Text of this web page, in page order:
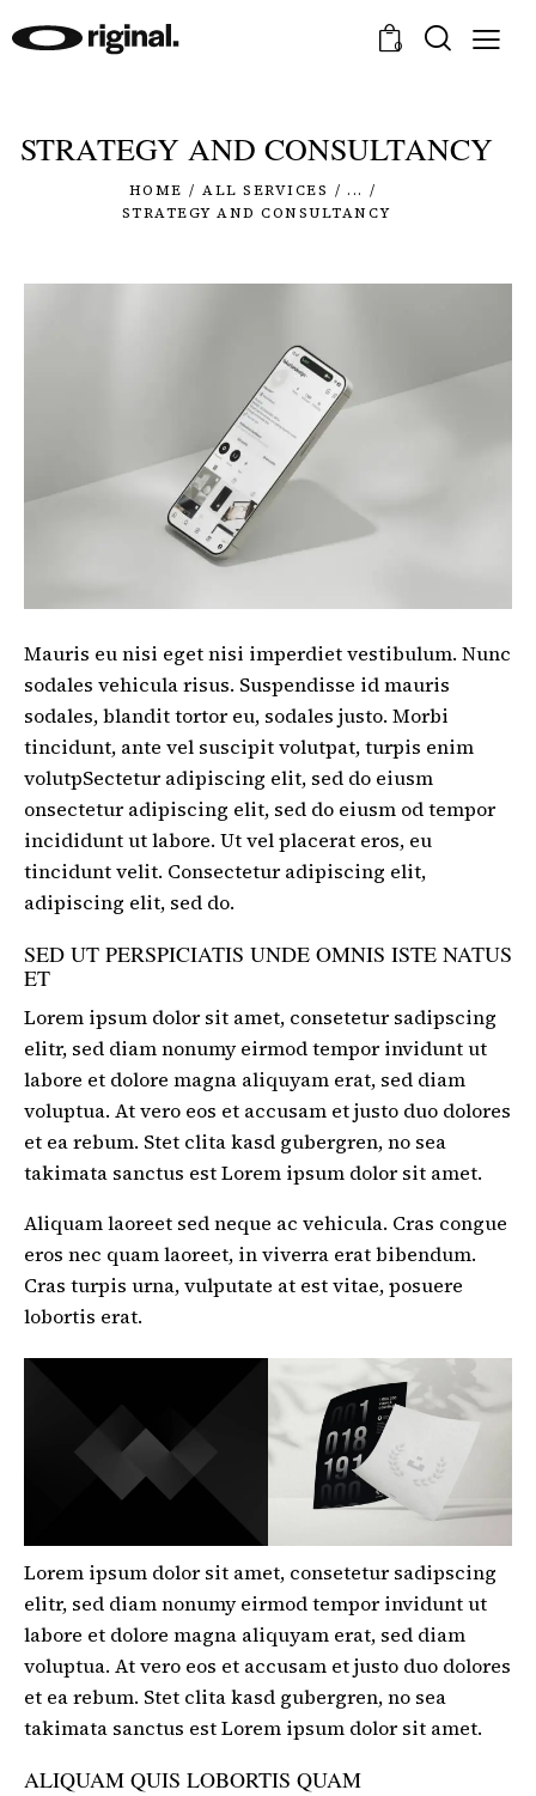
0
STRATEGY AND CONSULTANCY
HOME ALL SERVICES
...
STRATEGY AND CONSULTANCY
Mauris eu nisi eget nisi imperdiet vestibulum. Nunc
sodales vehicula risus. Suspendisse id mauris
sodales, blandit tortor eu, sodales justo. Morbi
tincidunt, ante vel suscipit volutpat, turpis enim
volutpSectetur adipiscing elit, sed do eiusm
onsectetur adipiscing elit, sed do eiusm od tempor
incididunt ut labore. Ut vel placerat eros, eu
tincidunt velit. Consectetur adipiscing elit,
adipiscing elit, sed do.
SED UT PERSPICIATIS UNDE OMNIS ISTE NATUS
ET
Lorem ipsum dolor sit amet, consetetur sadipscing
elitr, sed diam nonumy eirmod tempor invidunt ut
labore et dolore magna aliquyam erat, sed diam
voluptua. At vero eos et accusam et justo duo dolores
et ea rebum. Stet clita kasd gubergren, no sea
takimata sanctus est Lorem ipsum dolor sit amet.
Aliquam laoreet sed neque ac vehicula. Cras congue
eros nec quam laoreet, in viverra erat bibendum.
Cras turpis urna, vulputate at est vitae, posuere
lobortis erat.
Lorem ipsum dolor sit amet, consetetur sadipscing
elitr, sed diam nonumy eirmod tempor invidunt ut
labore et dolore magna aliquyam erat, sed diam
voluptua. At vero eos et accusam et justo duo dolores
et ea rebum. Stet clita kasd gubergren, no sea
takimata sanctus est Lorem ipsum dolor sit amet.
ALIQUAM QUIS LOBORTIS QUAM